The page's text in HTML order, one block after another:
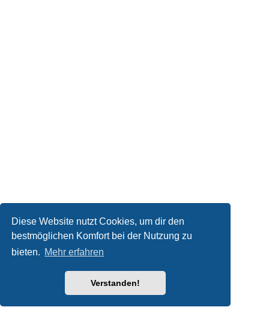
Diese Website nutzt Cookies, um dir den
bestmöglichen Komfort bei der Nutzung zu
bieten. Mehr erfahren
Verstanden!